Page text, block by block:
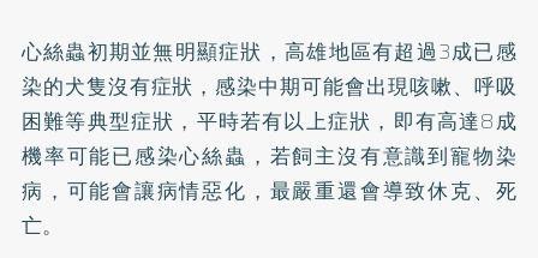
心絲蟲初期並無明顯症狀，高雄地區有超過3成已感
染的犬隻沒有症狀，感染中期可能會出現咳嗽、呼吸
困難等典型症狀，平時若有以上症狀，即有高達8成
機率可能已感染心絲蟲，若飼主沒有意識到寵物染
病，可能會讓病情惡化，最嚴重還會導致休克、死
亡。